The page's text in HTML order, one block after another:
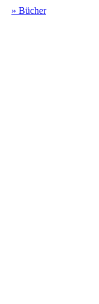
» Bücher